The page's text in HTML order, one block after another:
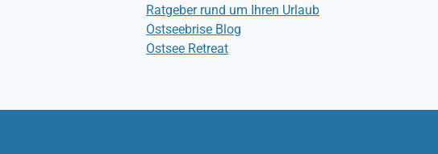
Ratgeber rund um Ihren Urlaub
Ostseebrise Blog
Ostsee Retreat